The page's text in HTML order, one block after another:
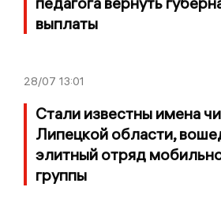
выплаты
28/07 13:01
Стали известны имена
Липецкой области,
элитный отряд
группы